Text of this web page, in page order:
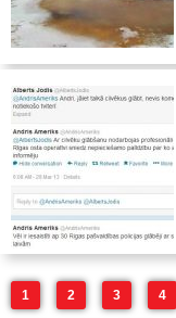
1 2 3 4